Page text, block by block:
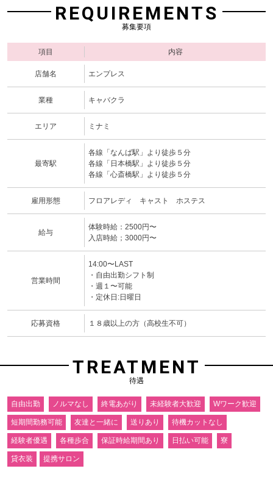
REQUIREMENTS
募集要項
項目 内容
店舗名 エンプレス
業種 キャバクラ
エリア ミナミ
最寄駅
各線「なんば駅」より徒歩５分
各線「日本橋駅」より徒歩５分
各線「心斎橋駅」より徒歩５分
雇用形態 フロアレディ キャスト ホステス
給与
体験時給：2500円〜
入店時給；3000円〜
営業時間
14:00〜LAST
・自由出勤シフト制
・週１〜可能
・定休日:日曜日
応募資格 １８歳以上の方（高校生不可）
TREATMENT
待遇
自由出勤 ノルマなし 終電あがり 未経験者大歓迎 Wワーク歓迎
短期間勤務可能 友達と一緒に 送りあり 待機カットなし
経験者優遇 各種歩合 保証時給期間あり 日払い可能 寮
貸衣装 提携サロン